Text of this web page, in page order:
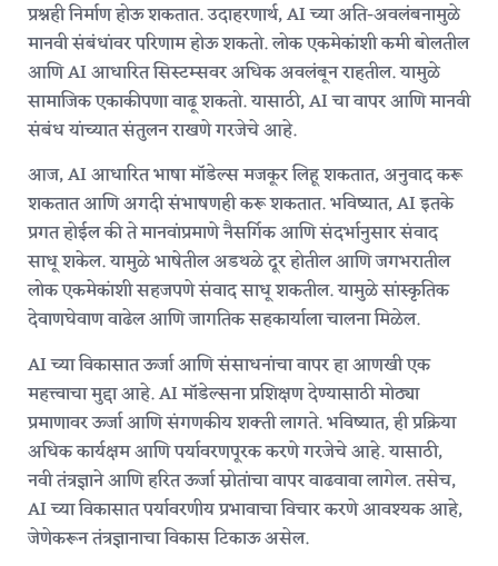
प्रश्नही निर्माण होऊ शकतात. उदाहरणार्थ, AI च्या अति-अवलंबनामुळे
मानवी संबंधांवर परिणाम होऊ शकतो. लोक एकमेकांशी कमी बोलतील
आणि AI आधारित सिस्टम्सवर अधिक अवलंबून राहतील. यामुळे
सामाजिक एकाकीपणा वाढू शकतो. यासाठी, AI चा वापर आणि मानवी
संबंध यांच्यात संतुलन राखणे गरजेचे आहे.
आज, AI आधारित भाषा मॉडेल्स मजकूर लिहू शकतात, अनुवाद करू
शकतात आणि अगदी संभाषणही करू शकतात. भविष्यात, AI इतके
प्रगत होईल की ते मानवांप्रमाणे नैसर्गिक आणि संदर्भानुसार संवाद
साधू शकेल. यामुळे भाषेतील अडथळे दूर होतील आणि जगभरातील
लोक एकमेकांशी सहजपणे संवाद साधू शकतील. यामुळे सांस्कृतिक
देवाणघेवाण वाढेल आणि जागतिक सहकार्याला चालना मिळेल.
AI च्या विकासात ऊर्जा आणि संसाधनांचा वापर हा आणखी एक
महत्त्वाचा मुद्दा आहे. AI मॉडेल्सना प्रशिक्षण देण्यासाठी मोठ्या
प्रमाणावर ऊर्जा आणि संगणकीय शक्ती लागते. भविष्यात, ही प्रक्रिया
अधिक कार्यक्षम आणि पर्यावरणपूरक करणे गरजेचे आहे. यासाठी,
नवी तंत्रज्ञाने आणि हरित ऊर्जा स्रोतांचा वापर वाढवावा लागेल. तसेच,
AI च्या विकासात पर्यावरणीय प्रभावाचा विचार करणे आवश्यक आहे,
जेणेकरून तंत्रज्ञानाचा विकास टिकाऊ असेल.